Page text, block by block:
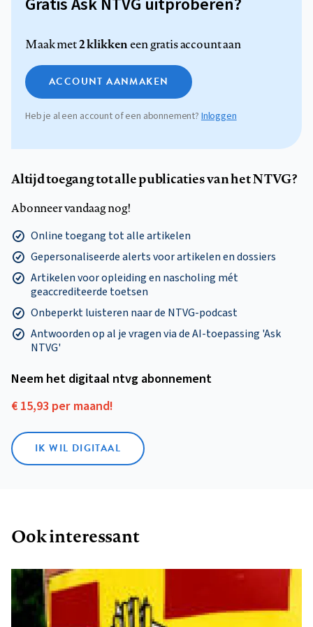
Maak met2 klikkeneen gratis account aan
ACCOUNT AANMAKEN
Heb je al een account of een abonnement? Inloggen
Altijd toegang tot alle publicaties van het NTVG?
Abonneer vandaag nog!
Online toegang tot alle artikelen
Gepersonaliseerde alerts voor artikelen en dossiers
Artikelen voor opleiding en nascholing mét
geaccrediteerde toetsen
Onbeperkt luisteren naar de NTVG-podcast
Antwoorden op al je vragen via de AI-toepassing 'Ask
NTVG'
Neem het digitaal ntvg abonnement
€ 15,93 per maand!
IK WIL DIGITAAL
Ook interessant